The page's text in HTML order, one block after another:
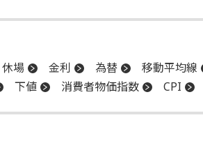
休場 金利 為替 移動平均線
下値 消費者物価指数 CPI